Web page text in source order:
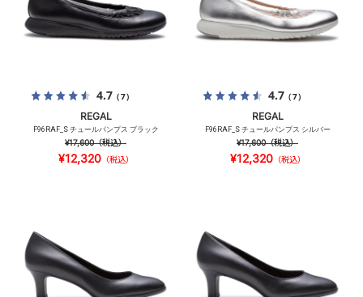
4.7（7）
REGAL
F96RAF_S チュールパンプス ブラック
¥17,600（税込）
¥12,320（税込）
4.7（7）
REGAL
F96RAF_S チュールパンプス シルバー
¥17,600（税込）
¥12,320（税込）